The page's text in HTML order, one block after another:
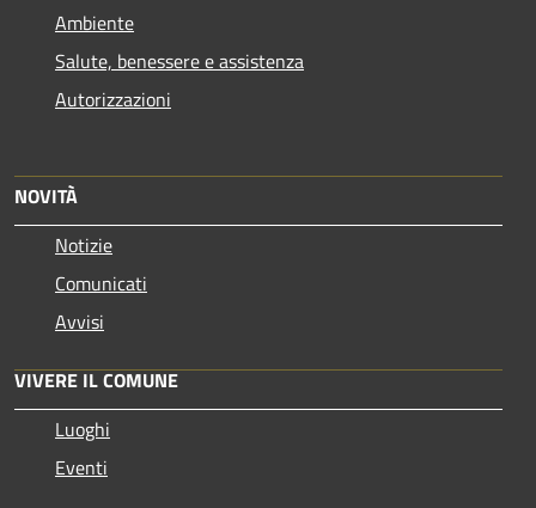
Ambiente
Salute, benessere e assistenza
Autorizzazioni
NOVITÀ
Notizie
Comunicati
Avvisi
VIVERE IL COMUNE
Luoghi
Eventi